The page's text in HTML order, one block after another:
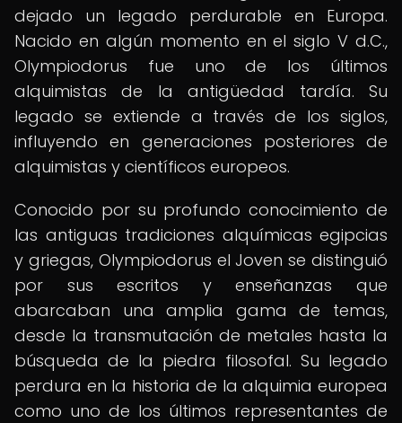
dejado un legado perdurable en Europa.
Nacido en algún momento en el siglo V d.C.,
Olympiodorus fue uno de los últimos
alquimistas de la antigüedad tardía. Su
legado se extiende a través de los siglos,
influyendo en generaciones posteriores de
alquimistas y científicos europeos.
Conocido por su profundo conocimiento de
las antiguas tradiciones alquímicas egipcias
y griegas, Olympiodorus el Joven se distinguió
por sus escritos y enseñanzas que
abarcaban una amplia gama de temas,
desde la transmutación de metales hasta la
búsqueda de la piedra filosofal. Su legado
perdura en la historia de la alquimia europea
como uno de los últimos representantes de